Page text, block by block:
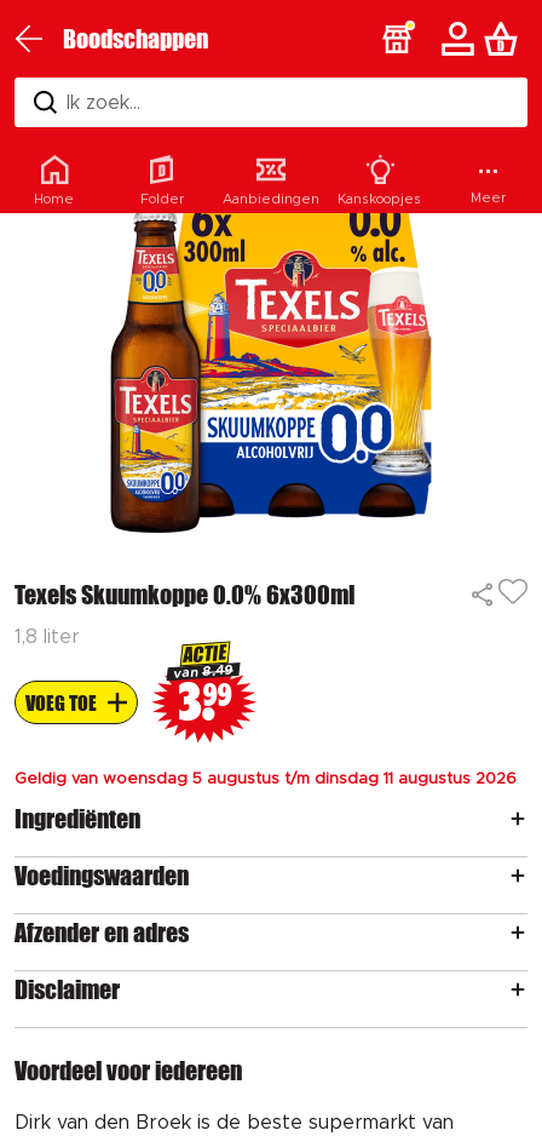
Boodschappen
Ik zoek...
Texels Skuumkoppe 0.0% 6x300ml
1,8 liter
VOEG TOE
ACTIE
van8.49
399
Geldig van woensdag 5 augustus t/m dinsdag 11 augustus 2026
Ingrediënten
Voedingswaarden
Afzender en adres
Disclaimer
Voordeel voor iedereen
Dirk van den Broek is de beste supermarkt van
Home Folder Aanbiedingen Kanskoopjes Meer